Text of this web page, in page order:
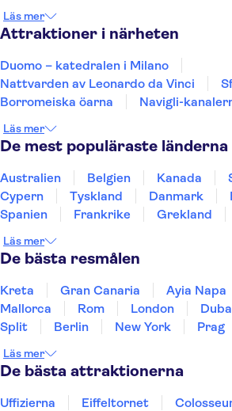
Läs mer
Attraktioner i närheten
Duomo – katedralen i Milano
Nattvarden av Leonardo da Vinci
Borromeiska öarna
Navigli-
Pinacoteca di Brera
Pinacoteca
"Leonardo da Vinci" vetenskaps- och
Colosseum
Forum Romanum
Vatikanmuseerna
Peterskyrkan
Läs mer
De mest populäraste länderna
Australien Belgien Kanada
Cypern
Tyskland Danmark
Spanien
Frankrike Grekland
Sverige
Thailand
Läs mer
De bästa resmålen
Kreta Gran Canaria Ayia Napa
Mallorca
Rom London
Split
Berlin New York Prag
Uppsala
Helsingborg
Läs mer
De bästa attraktionerna
Uffizierna Eiffeltornet